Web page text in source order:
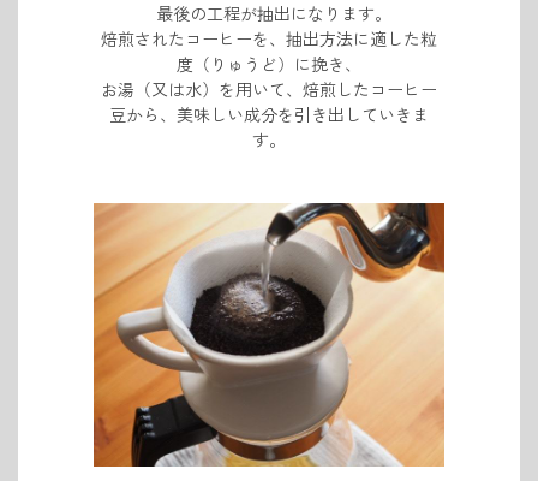
最後の工程が抽出になります。
焙煎されたコーヒーを、抽出方法に適した粒
度（りゅうど）に挽き、
お湯（又は水）を用いて、焙煎したコーヒー
豆から、美味しい成分を引き出していきま
す。